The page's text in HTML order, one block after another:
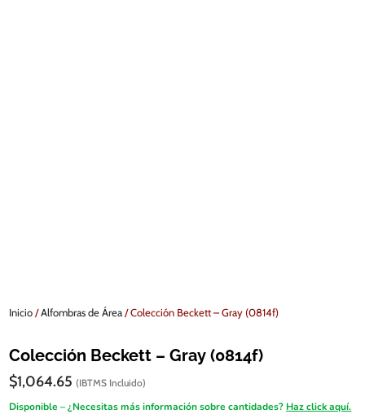
Inicio/Alfombras de Área/ Colección Beckett – Gray (0814f)
Colección Beckett – Gray (0814f)
$1,064.65 (IBTMS Incluido)
Disponible – ¿Necesitas más información sobre cantidades? Haz click aquí.